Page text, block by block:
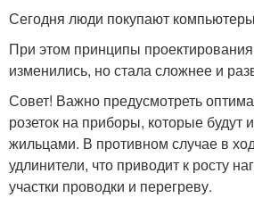
Сегодня люди покупают
При этом принципы
изменились, но стала сложнее и
Совет! Важно предусмотреть
розеток на приборы, которые будут
жильцами. В противном случае в
удлинители, что приводит к росту
участки проводки и перегреву.